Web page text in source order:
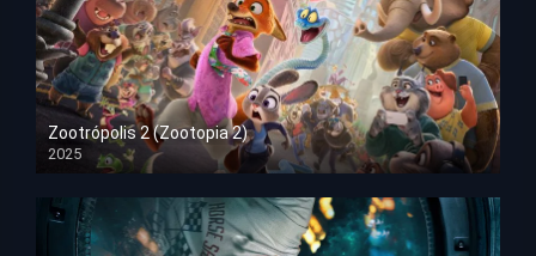
Zootrópolis 2 (Zootopia 2)
2025
HD 1080p